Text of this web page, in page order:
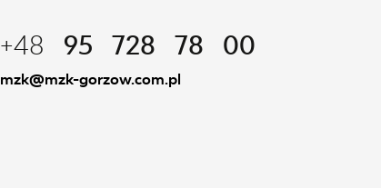
+48 95 728 78 00
mzk@mzk-gorzow.com.pl